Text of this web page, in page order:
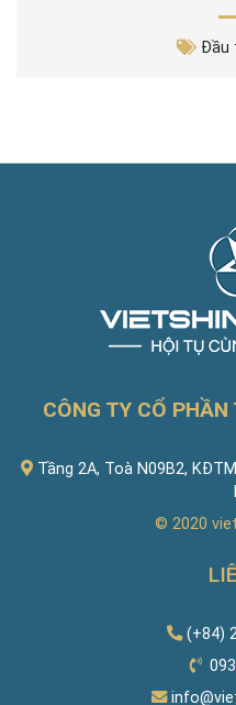
Đầu
CÔNG TY CỔ
Tầng 2A, Toà N09B2,
© 2020
(+84)